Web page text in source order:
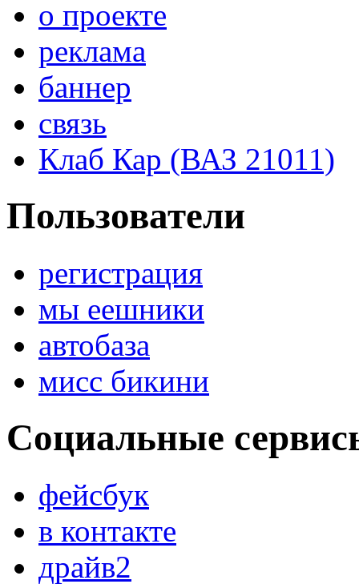
о проекте
реклама
баннер
связь
Клаб Кар (ВАЗ 21011)
Пользователи
регистрация
мы еешники
автобаза
мисс бикини
Социальные
фейсбук
в контакте
драйв2